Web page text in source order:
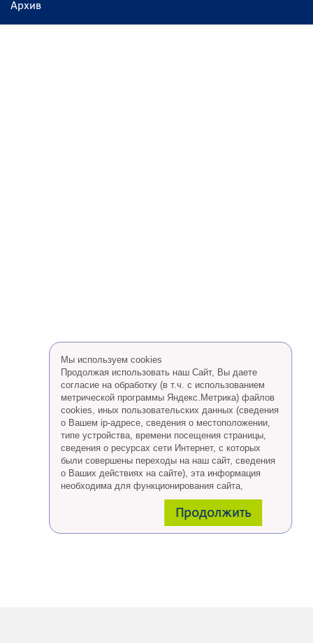
Архив
Мы используем cookies
Продолжая использовать наш Сайт, Вы даете
согласие на обработку (в т.ч. с использованием
метрической программы Яндекс.Метрика) файлов
cookies, иных пользовательских данных (сведения
о Вашем ip-адресе, сведения о местоположении,
типе устройства, времени посещения страницы,
сведения о ресурсах сети Интернет, с которых
были совершены переходы на наш сайт, сведения
о Ваших действиях на сайте), эта информация
необходима для функционирования сайта,
проведения ретаргетинга, а также статистических
Eсли Вы согласны, продолжайте пользоваться
сайтом, если Вы не хотите, чтобы Ваши данные
Продолжить